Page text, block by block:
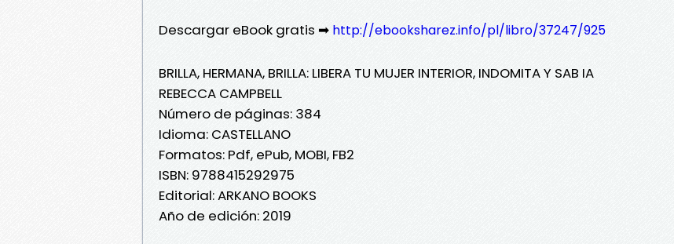
Descargar eBook gratis ➡ http://ebooksharez.info/pl/libro/37247/925
BRILLA, HERMANA, BRILLA: LIBERA TU MUJER INTERIOR, INDOMITA Y SAB IA
REBECCA CAMPBELL
Número de páginas: 384
Idioma: CASTELLANO
Formatos: Pdf, ePub, MOBI, FB2
ISBN: 9788415292975
Editorial: ARKANO BOOKS
Año de edición: 2019